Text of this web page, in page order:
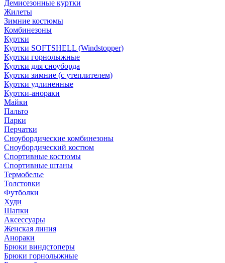
Демисезонные куртки
Жилеты
Зимние костюмы
Комбинезоны
Куртки
Куртки SOFTSHELL (Windstopper)
Куртки горнолыжные
Куртки для сноуборда
Куртки зимние (с утеплителем)
Куртки удлиненные
Куртки-анораки
Майки
Пальто
Парки
Перчатки
Сноубордические комбинезоны
Сноубордический костюм
Спортивные костюмы
Спортивные штаны
Термобелье
Толстовки
Футболки
Худи
Шапки
Аксессуары
Женская линия
Анораки
Брюки виндстоперы
Брюки горнолыжные